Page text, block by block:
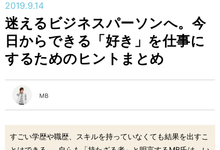
2019.9.14
迷えるビジネスパーソンへ。今
日からできる「好き」を仕事に
するためのヒントまとめ
MB
すごい学歴や職歴、スキルを持っていなくても結果を出すこ